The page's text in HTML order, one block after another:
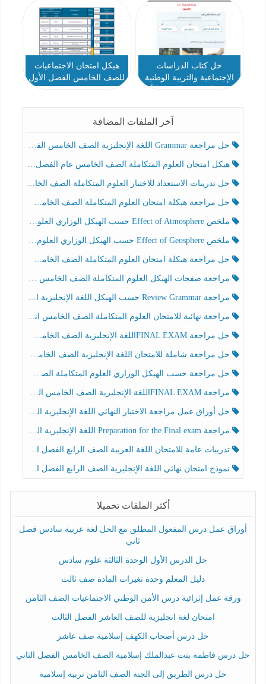
حل كتاب الدراسات
الإجتماعية والتربية الوطنية
هيكل امتحان الاجتماعيات
للصف الخامس الفصل الأول
آخر الملفات المضافة
حل مراجعة Grammar اللغة الإنجليزية الصف الخامس الفصل الثالث
هيكل امتحان العلوم المتكاملة الصف الخامس عام الفصل الدراسي الثالث 2025-2026
حل تدريبات الاستعداد للاختبار العلوم المتكاملة الصف الخامس عام الفصل الثالث
حل مراجعة هيكلة امتحان العلوم المتكاملة الصف الخامس انسبير الفصل الثالث
ملخص Effect of Atmosphere حسب الهيكل الوزاري العلوم المتكاملة الصف الخامس انسبير الفصل الثالث
ملخص Effect of Geosphere حسب الهيكل الوزاري العلوم المتكاملة الصف الخامس انسبير الفصل الثالث
حل مراجعة هيكلة امتحان العلوم المتكاملة الصف الخامس عام الفصل الثالث
مراجعة صفحات الهيكل العلوم المتكاملة الصف الخامس انسبير الفصل الثالث
مراجعة Review Grammar حسب الهيكل اللغة الإنجليزية الصف الخامس الفصل الثالث
مراجعة نهائية للامتحان العلوم المتكاملة الصف الخامس انسبير الفصل الثالث
حل مراجعة FINAL EXAMاللغة الإنجليزية الصف الخامس الفصل الثالث
حل مراجعة شاملة للامتحان اللغة الإنجليزية الصف الخامس الفصل الثالث
حل مراجعة حسب الهيكل الوزاري العلوم المتكاملة الصف الخامس عام الفصل الثالث
مراجعة FINAL EXAMاللغة الإنجليزية الصف الخامس الفصل الثالث
حل أوراق عمل مراجعة الاختبار النهائي اللغة الإنجليزية الصف الرابع الفصل الثالث
مراجعة Preparation for the Final exam اللغة الإنجليزية الصف الرابع الفصل الثالث
تدريبات عامة للامتحان اللغة العربية الصف الرابع الفصل الثالث
نموذج امتحان نهائي اللغة الإنجليزية الصف الرابع الفصل الثالث
أكثر الملفات تحميلا
أوراق عمل درس المفعول المطلق مع الحل لغة عربية سادس فصل
ثاني
حل الدرس الأول الوحدة الثالثة علوم سادس
دليل المعلم وحدة تغيرات المادة صف ثالث
ورقة عمل إثرائية درس الأمن الوطني الاجتماعيات الصف الثامن
امتحان لغة انجليزية للصف العاشر الفصل الثالث
حل درس أصحاب الكهف إسلامية صف عاشر
حل درس فاطمة بنت عبدالملك إسلامية الصف الخامس الفصل الثاني
حل درس الطريق إلى الجنة الصف الثامن تربية إسلامية